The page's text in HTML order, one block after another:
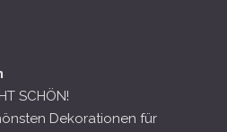
SCHÖN!
Dekorationen für